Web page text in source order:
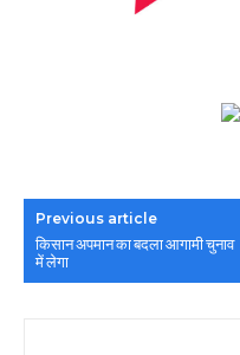
Previous article
किसान अपमान का बदला आगामी चुनाव
में लेगा